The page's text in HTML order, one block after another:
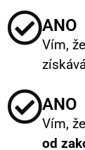
ANO
Vím,
ANO
Vím,
od